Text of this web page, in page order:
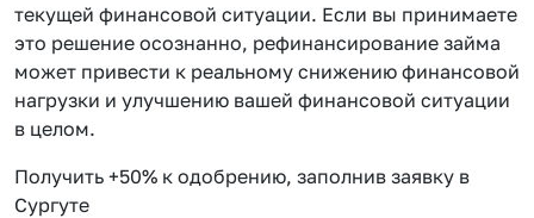
текущей финансовой ситуации. Если вы принимаете
это решение осознанно, рефинансирование займа
может привести к реальному снижению финансовой
нагрузки и улучшению вашей финансовой ситуации
в целом.
Получить +50% к одобрению, заполнив заявку в
Сургуте